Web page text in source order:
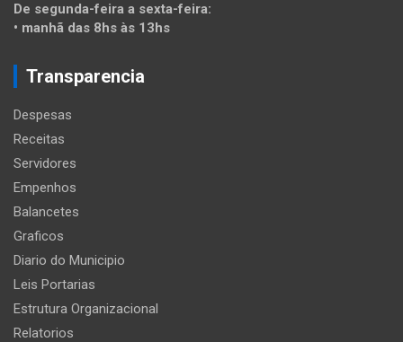
De segunda-feira a sexta-feira:
• manhã das 8hs às 13hs
Transparencia
Despesas
Receitas
Servidores
Empenhos
Balancetes
Graficos
Diario do Municipio
Leis Portarias
Estrutura Organizacional
Relatorios